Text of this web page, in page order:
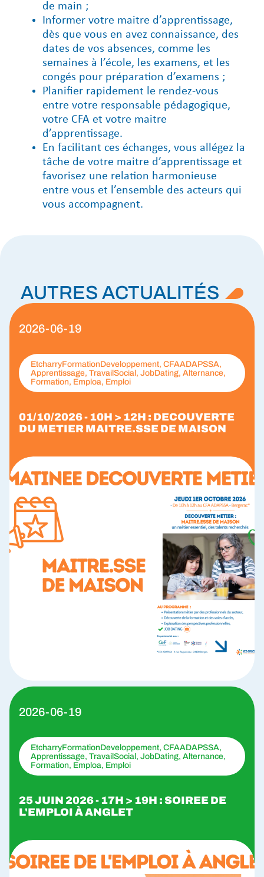
de main ;
Informer votre maitre d’apprentissage,
dès que vous en avez connaissance, des
dates de vos absences, comme les
semaines à l’école, les examens, et les
congés pour préparation d’examens ;
Planifier rapidement le rendez-vous
entre votre responsable pédagogique,
votre CFA et votre maitre
d’apprentissage.
En facilitant ces échanges, vous allégez la
tâche de votre maitre d’apprentissage et
favorisez une relation harmonieuse
entre vous et l’ensemble des acteurs qui
vous accompagnent.
AUTRES ACTUALITÉS
2026-06-19
EtcharryFormationDeveloppement, CFAADAPSSA,
Apprentissage, TravailSocial, JobDating, Alternance,
Formation, Emploa, Emploi
01/10/2026 - 10H > 12H : DECOUVERTE
DU METIER MAITRE.SSE DE MAISON
2026-06-19
EtcharryFormationDeveloppement, CFAADAPSSA,
Apprentissage, TravailSocial, JobDating, Alternance,
Formation, Emploa, Emploi
25 JUIN 2026 - 17H > 19H : SOIREE DE
L'EMPLOI À ANGLET